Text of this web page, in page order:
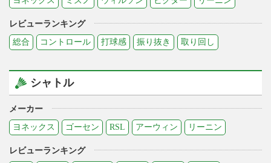
レビューランキング
総合
コントロール 打球感 振り抜き 取り回し
シャトル
メーカー
ヨネックス
ゴーセン RSL アーウィン リーニン
レビューランキング